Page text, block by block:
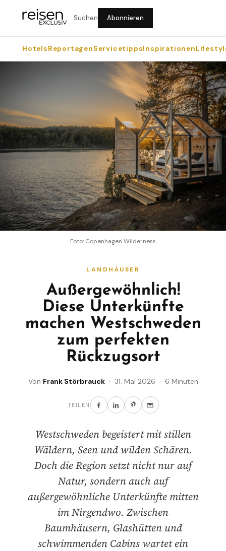
Suchen Abonnieren
HotelsReportagenServicetippsInspirationen
Foto: Copenhagen Wilderness
LANDHÄUSER
Außergewöhnlich!
Diese Unterkünfte
machen Westschweden
zum perfekten
Rückzugsort
Von Frank Störbrauck· 31. Mai 2026 · 6 Minuten
TEILEN
Westschweden begeistert mit stillen
Wäldern, Seen und wilden Schären.
Doch die Region setzt nicht nur auf
Natur, sondern auch auf
außergewöhnliche Unterkünfte mitten
im Nirgendwo. Zwischen
Baumhäusern, Glashütten und
schwimmenden Cabins wartet ein